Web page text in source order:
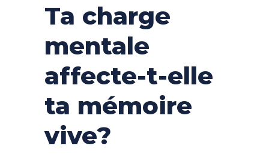
Ta charge
mentale
affecte-t-elle
ta mémoire
vive?